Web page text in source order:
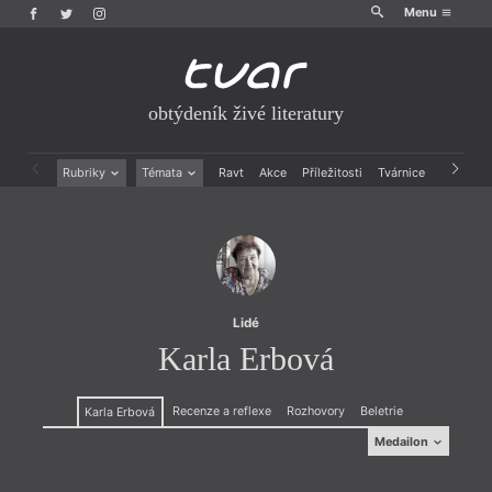
Menu
obtýdeník živé literatury
Rubriky Témata Ravt Akce Příležitosti Tvárnice Archiv
Lidé
Karla Erbová
Karla Erbová Recenze a reflexe Rozhovory Beletrie
Medailon